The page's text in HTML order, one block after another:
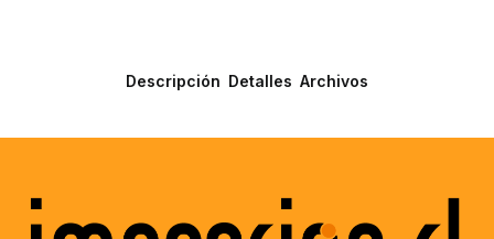
Descripción Detalles Archivos